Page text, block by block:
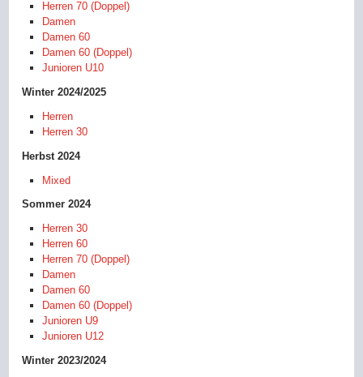
Herren 70 (Doppel)
Damen
Damen 60
Damen 60 (Doppel)
Junioren U10
Winter 2024/2025
Herren
Herren 30
Herbst 2024
Mixed
Sommer 2024
Herren 30
Herren 60
Herren 70 (Doppel)
Damen
Damen 60
Damen 60 (Doppel)
Junioren U9
Junioren U12
Winter 2023/2024